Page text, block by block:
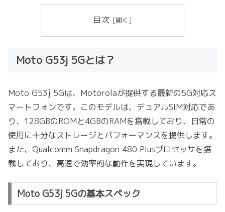
目次
Moto G53j 5Gとは？
Moto G53j 5Gは、Motorolaが提供する最新の5G対応ス
マートフォンです。このモデルは、デュアルSIM対応であ
り、128GBのROMと4GBのRAMを搭載しており、日常の
使用に十分なストレージとパフォーマンスを提供します。
また、Qualcomm Snapdragon 480 Plusプロセッサを搭
載しており、高速で効率的な動作を実現しています。
Moto G53j 5Gの基本スペック